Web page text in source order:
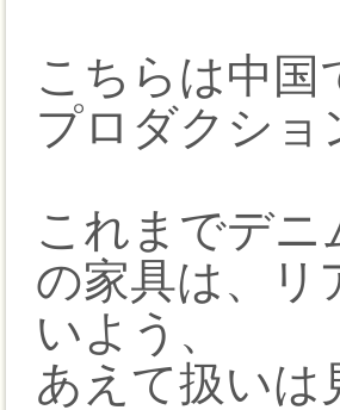
こちらは中国
プロダクショ
これまでデ
の家具は、リ
いよう、
あえて扱いは